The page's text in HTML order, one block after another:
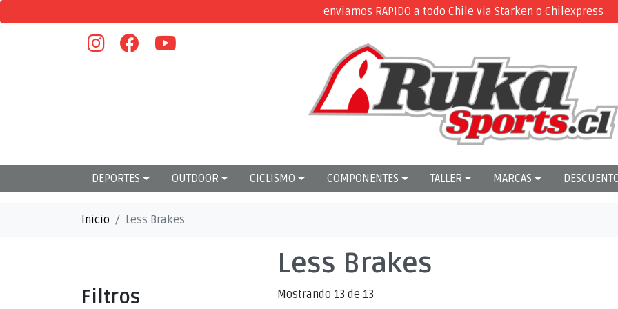
enviamos RAPIDO a todo Chile via Starken o Chilexpress
DEPORTES OUTDOOR CICLISMO COMPONENTES TALLER MARCAS
Inicio Less Brakes
Less Brakes
Filtros Mostrando 13 de 13